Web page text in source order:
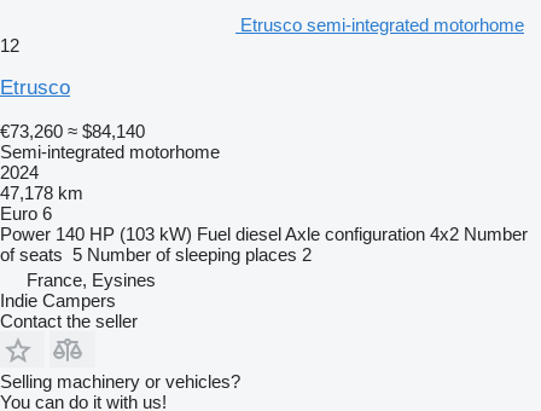
Etrusco semi-integrated motorhome
12
Etrusco
€73,260 ≈ $84,140
Semi-integrated motorhome
2024
47,178 km
Euro 6
Power 140 HP (103 kW) Fuel dieselAxle configuration 4x2 Number
of seats 5 Number of sleeping places 2
France, Eysines
Indie Campers
Contact the seller
Selling machinery or vehicles?
You can do it with us!